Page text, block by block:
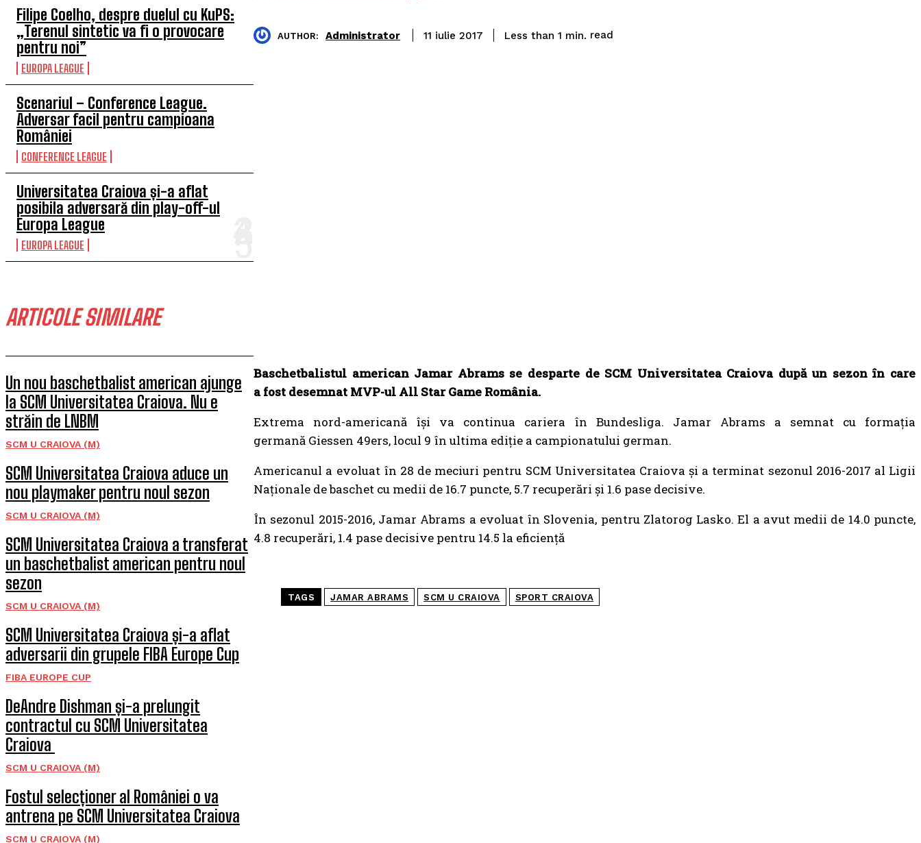
Filipe Coelho, despre duelul cu KuPS:
„Terenul sintetic va fi o provocare
pentru noi”
EUROPA LEAGUE
Scenariul – Conference League.
Adversar facil pentru campioana
României
CONFERENCE LEAGUE
Universitatea Craiova și-a aflat
posibila adversară din play-off-ul
Europa League
EUROPA LEAGUE
ARTICOLE SIMILARE
Un nou baschetbalist american ajunge
la SCM Universitatea Craiova. Nu e
străin de LNBM
SCM U CRAIOVA (M)
SCM Universitatea Craiova aduce un
nou playmaker pentru noul sezon
SCM U CRAIOVA (M)
SCM Universitatea Craiova a transferat
un baschetbalist american pentru noul
sezon
SCM U CRAIOVA (M)
SCM Universitatea Craiova și-a aflat
adversarii din grupele FIBA Europe Cup
FIBA EUROPE CUP
DeAndre Dishman și-a prelungit
contractul cu SCM Universitatea
Craiova
SCM U CRAIOVA (M)
Fostul selecționer al României o va
antrena pe SCM Universitatea Craiova
SCM U CRAIOVA (M)
AUTHOR: Administrator 11 iulie 2017 Less than 1 min. read
Baschetbalistul american Jamar Abrams se desparte de SCM Universitatea Craiova după un sezon în care
a fost desemnat MVP-ul All Star Game România.
Extrema nord-americană își va continua cariera în Bundesliga. Jamar Abrams a semnat cu formația
germană Giessen 49ers, locul 9 în ultima ediție a campionatului german.
Americanul a evoluat în 28 de meciuri pentru SCM Universitatea Craiova și a terminat sezonul 2016-2017 al Ligii
Naționale de baschet cu medii de 16.7 puncte, 5.7 recuperări și 1.6 pase decisive.
În sezonul 2015-2016, Jamar Abrams a evoluat în Slovenia, pentru Zlatorog Lasko. El a avut medii de 14.0 puncte,
4.8 recuperări, 1.4 pase decisive pentru 14.5 la eficiență
TAGS JAMAR ABRAMS SCM U CRAIOVA SPORT CRAIOVA